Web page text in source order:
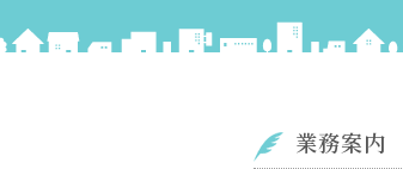
業務案内